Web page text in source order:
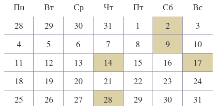
Пн Вт Ср Чт Пт Сб
Вс
28
29 30 31 1 2
3
4
5 6 7 8 9
10
11
12 13 14 15 16
17
18
19 20 21 22 23
24
25
26 27 28 29 30 31